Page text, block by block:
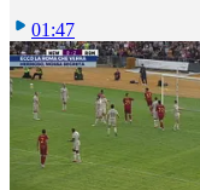
01:47